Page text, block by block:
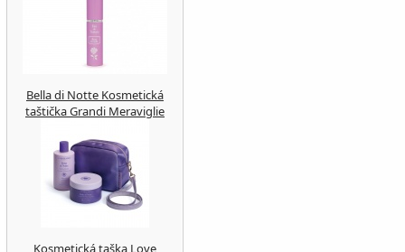
Bella di Notte Kosmetická
taštička Grandi Meraviglie
Kosmetická taška Love